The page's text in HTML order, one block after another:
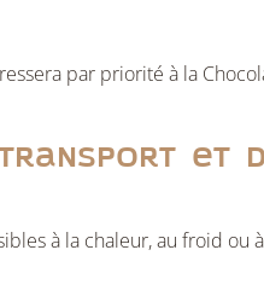
par priorité à la
transport et
à la chaleur, au froid ou